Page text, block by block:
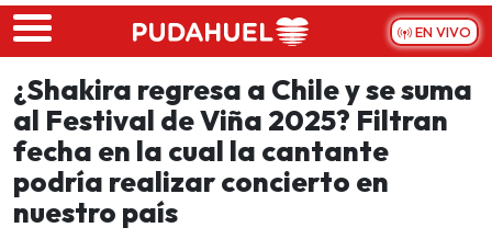
Skip to main content
EN VIVO
¿Shakira regresa a Chile y se suma
al Festival de Viña 2025? Filtran
fecha en la cual la cantante
podría realizar concierto en
nuestro país